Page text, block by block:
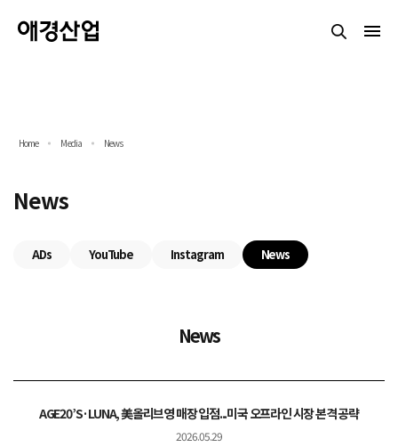
Home Media News
News
ADs YouTube Instagram News
News
AGE20’S·LUNA, 美올리브영 매장 입점...미국 오프라인 시장 본격 공략
2026.05.29